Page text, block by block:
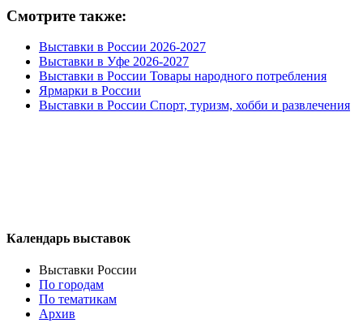
Смотрите также:
Выставки в России 2026-2027
Выставки в Уфе 2026-2027
Выставки в России Товары народного потребления
Ярмарки в России
Выставки в России Спорт, туризм, хобби и развлечения
Календарь выставок
Выставки России
По городам
По тематикам
Архив